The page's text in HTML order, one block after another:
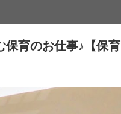
保育のお仕事♪【保育